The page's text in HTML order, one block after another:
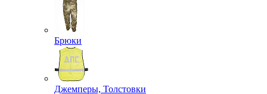
Брюки
Джемперы, Толстовки